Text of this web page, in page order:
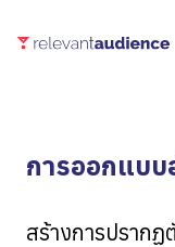
การออกแบ
สร้างการปรากฏ